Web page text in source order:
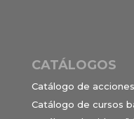
CATÁLOGOS
Catálogo de
Catálogo de cursos